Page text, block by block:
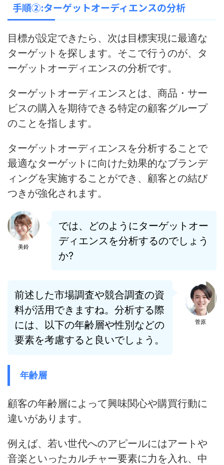
手順②:ターゲットオーディエンスの分析
目標が設定できたら、次は目標実現に最適な
ターゲットを探します。そこで行うのが、タ
ーゲットオーディエンスの分析です。
ターゲットオーディエンスとは、商品・サー
ビスの購入を期待できる特定の顧客グループ
のことを指します。
ターゲットオーディエンスを分析することで
最適なターゲットに向けた効果的なブランデ
ィングを実施することができ、顧客との結び
つきが強化されます。
美鈴
では、どのようにターゲットオー
ディエンスを分析するのでしょう
か?
菅原
前述した市場調査や競合調査の資
料が活用できますね。分析する際
には、以下の年齢層や性別などの
要素を考慮すると良いでしょう。
年齢層
顧客の年齢層によって興味関心や購買行動に
違いがあります。
例えば、若い世代へのアピールにはアートや
音楽といったカルチャー要素に力を入れ、中